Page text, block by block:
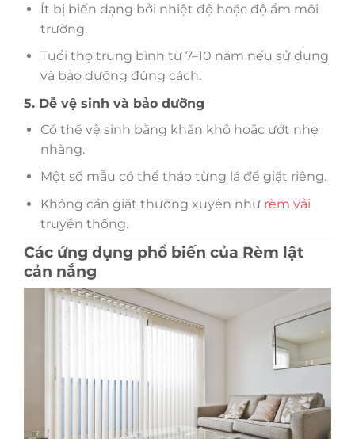
Ít bị biến dạng bởi nhiệt độ hoặc độ ẩm môi
trường.
Tuổi thọ trung bình từ 7–10 năm nếu sử dụng
và bảo dưỡng đúng cách.
5. Dễ vệ sinh và bảo dưỡng
Có thể vệ sinh bằng khăn khô hoặc ướt nhẹ
nhàng.
Một số mẫu có thể tháo từng lá để giặt riêng.
Không cần giặt thường xuyên như rèm vải
truyền thống.
Các ứng dụng phổ biến của Rèm lật
cản nắng